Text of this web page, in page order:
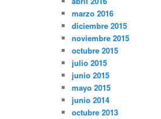
marzo 2016
diciembre 2015
noviembre 2015
octubre 2015
julio 2015
junio 2015
mayo 2015
junio 2014
octubre 2013